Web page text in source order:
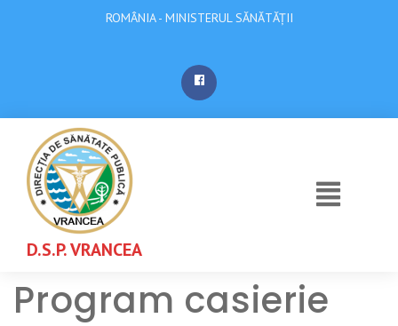
ROMÂNIA - MINISTERUL SĂNĂTĂȚII
D.S.P. VRANCEA
Program casierie